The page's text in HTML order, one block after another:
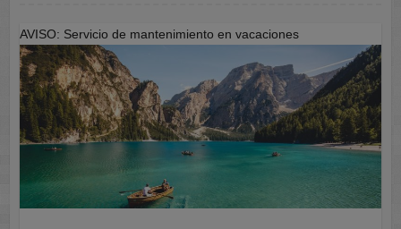
AVISO: Servicio de mantenimiento en vacaciones